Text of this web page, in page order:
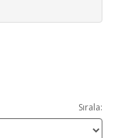
Sırala: